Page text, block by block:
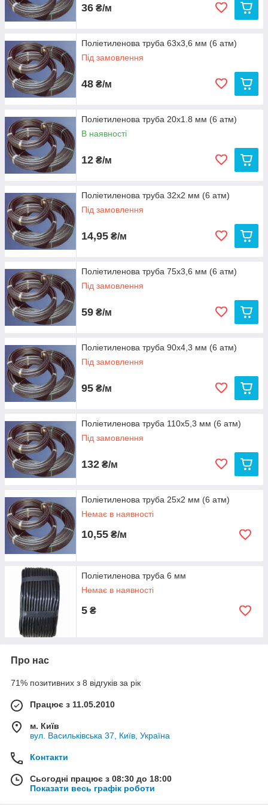
36 ₴/м
Поліетиленова труба 63х3,6 мм (6 атм)
Під замовлення
48 ₴/м
Поліетиленова труба 20х1.8 мм (6 атм)
В наявності
12 ₴/м
Поліетиленова труба 32х2 мм (6 атм)
Під замовлення
14,95 ₴/м
Поліетиленова труба 75х3,6 мм (6 атм)
Під замовлення
59 ₴/м
Поліетиленова труба 90х4,3 мм (6 атм)
Під замовлення
95 ₴/м
Поліетиленова труба 110х5,3 мм (6 атм)
Під замовлення
132 ₴/м
Поліетиленова труба 25х2 мм (6 атм)
Немає в наявності
10,55 ₴/м
Поліетиленова труба 6 мм
Немає в наявності
5 ₴
Про нас
71% позитивних з 8 відгуків за рік
Працює з 11.05.2010
м. Київ
вул. Васильківська 37, Київ, Україна
Контакти
Сьогодні працює з 08:30 до 18:00
Показати весь графік роботи